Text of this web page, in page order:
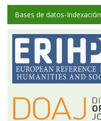
Bases de datos-Indexación